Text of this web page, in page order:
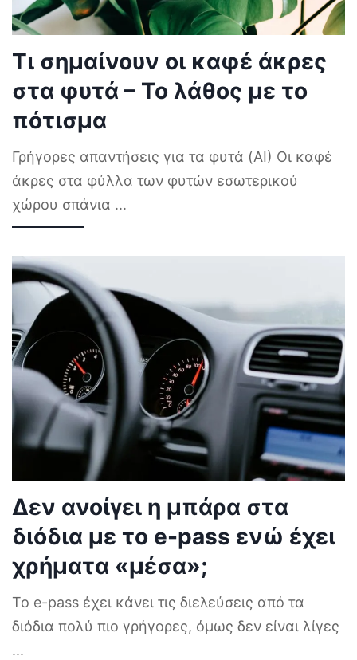
Τι σημαίνουν οι καφέ άκρες
στα φυτά – Το λάθος με το
πότισμα
Γρήγορες απαντήσεις για τα φυτά (AI) Οι καφέ
άκρες στα φύλλα των φυτών εσωτερικού
χώρου σπάνια ...
Δεν ανοίγει η μπάρα στα
διόδια με το e-pass ενώ έχει
χρήματα «μέσα»;
Το e-pass έχει κάνει τις διελεύσεις από τα
διόδια πολύ πιο γρήγορες, όμως δεν είναι λίγες
...